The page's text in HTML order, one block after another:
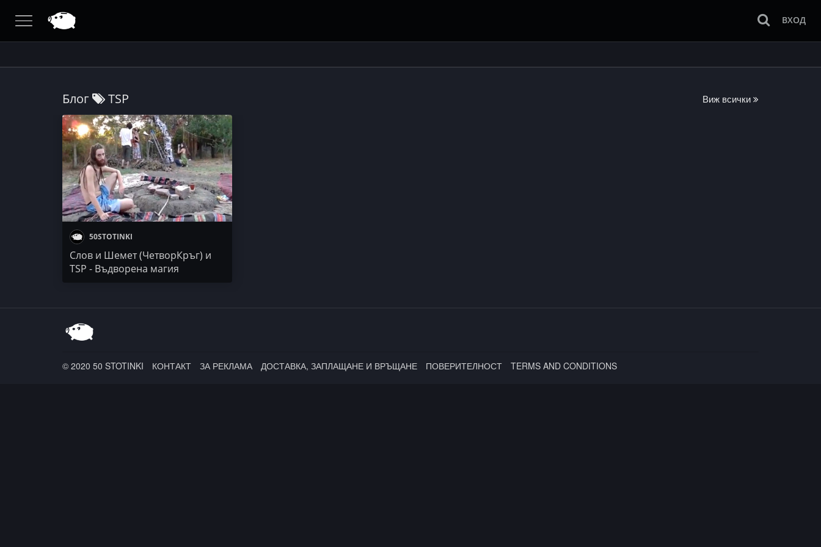
ВХОД
Блог TSP Виж всички
50STOTINKI
Слов и Шемет (ЧетворКръг) и
TSP - Въдворена магия
© 2020 50 STOTINKI КОНТАКТ ЗА РЕКЛАМА ДОСТАВКА, ЗАПЛАЩАНЕ И ВРЪЩАНЕ ПОВЕРИТЕЛНОСТ TERMS AND CONDITIONS